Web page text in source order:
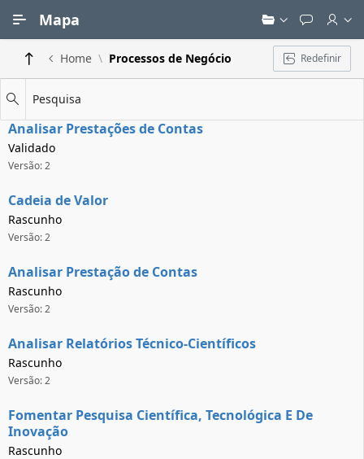
Mapa
Home Processos de Negócio Redefinir
Pesquisa
Analisar Prestações de Contas
Validado
Versão: 2
Cadeia de Valor
Rascunho
Versão: 2
Analisar Prestação de Contas
Rascunho
Versão: 2
Analisar Relatórios Técnico-Científicos
Rascunho
Versão: 2
Fomentar Pesquisa Científica, Tecnológica E De
Inovação
Rascunho